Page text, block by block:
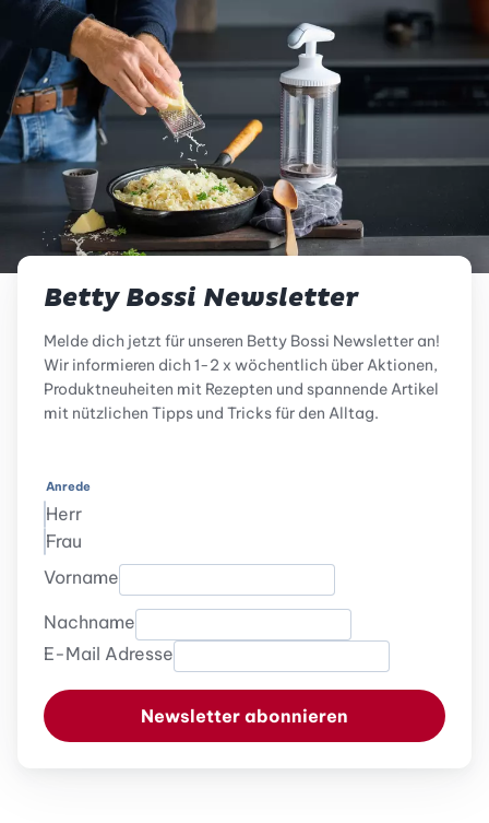
Betty Bossi Newsletter
Melde dich jetzt für unseren Betty Bossi Newsletter an!
Wir informieren dich 1-2 x wöchentlich über Aktionen,
Produktneuheiten mit Rezepten und spannende Artikel
mit nützlichen Tipps und Tricks für den Alltag.
Anrede
Herr
Frau
Vorname
Nachname
E-Mail Adresse
Newsletter abonnieren